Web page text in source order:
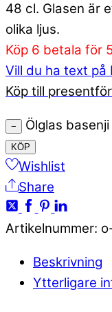
48 cl. Glasen är
olika ljus.
Köp 6 betala för
Vill du ha text på
Köp till
− Ölglas
KÖP
Wishlist
Share
Artikelnummer:
Beskrivning
Ytterligare